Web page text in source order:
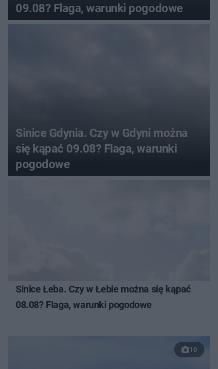
09.08? Flaga, warunki pogodowe
Sinice Gdynia. Czy w Gdyni można
się kąpać 09.08? Flaga, warunki
pogodowe
Sinice Łeba. Czy w Łebie można się kąpać
08.08? Flaga, warunki pogodowe
10